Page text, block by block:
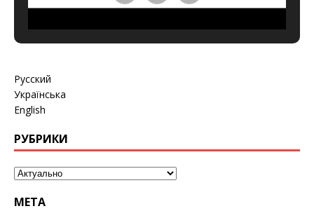
Русский
Українська
English
РУБРИКИ
МЕТА